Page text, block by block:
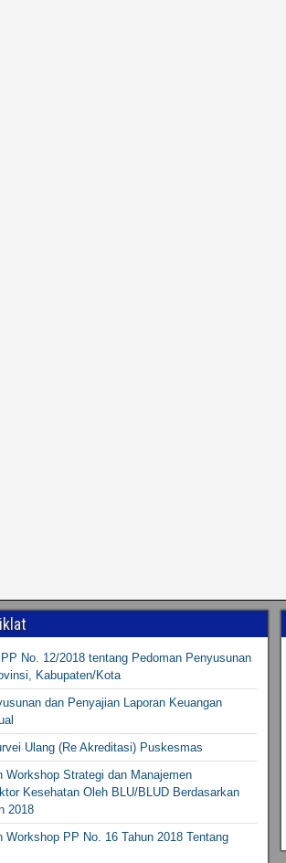
No. 12/2018 tentang Pedoman Penyusunan
Kabupaten/Kota
dan Penyajian Laporan Keuangan
Ulang (Re Akreditasi) Puskesmas
Workshop Strategi dan Manajemen
Kesehatan Oleh BLU/BLUD Berdasarkan
2018
Workshop PP No. 16 Tahun 2018 Tentang